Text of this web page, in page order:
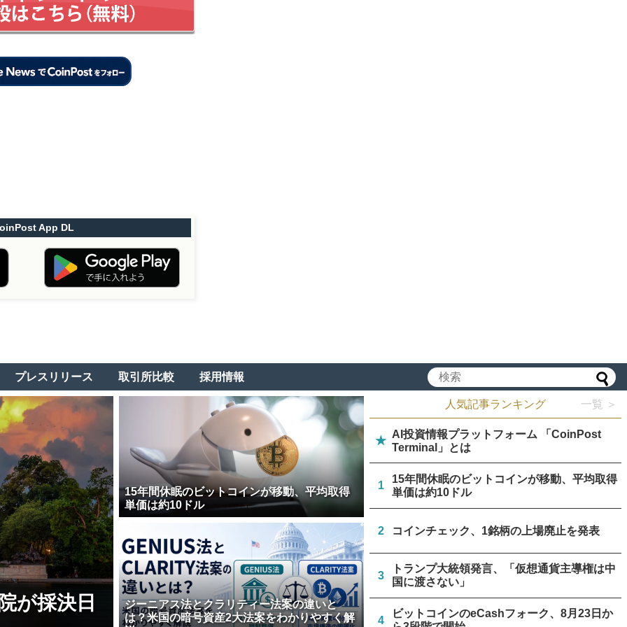
App DL
プレスリリース 取引所比較 採用情報
が採決日
15年間休眠のビットコインが移動、平均取得
単価は約10ドル
ジーニアス法とクラリティー法案の違いと
は？米国の暗号資産2大法案をわかりやすく解
人気記事ランキング 一覧 ＞
★
AI投資情報プラットフォーム 「CoinPost
Terminal」とは
1
15年間休眠のビットコインが移動、平均取得
単価は約10ドル
2 コインチェック、1銘柄の上場廃止を発表
3
トランプ大統領発言、「仮想通貨主導権は中
国に渡さない」
4
ビットコインのeCashフォーク、8月23日か